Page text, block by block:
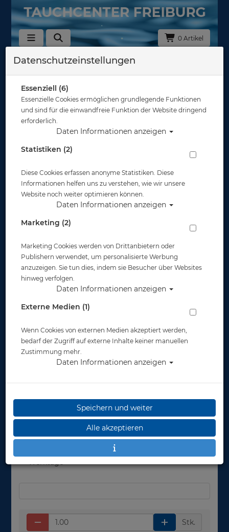
0 Artikel
Zurück
Waterproof Meshtec Hose Herren - Gr: XL
Artikelnr.: wat-48712600
199,00 €*
Lieferbar
Werktage
Stk.
Datenschutzeinstellungen
Essenziell (6)
Essenzielle Cookies ermöglichen grundlegende Funktionen
und sind für die einwandfreie Funktion der Website dringend
erforderlich.
Daten Informationen anzeigen
Statistiken (2)
Diese Cookies erfassen anonyme Statistiken. Diese
Informationen helfen uns zu verstehen, wie wir unsere
Website noch weiter optimieren können.
Daten Informationen anzeigen
Marketing (2)
Marketing Cookies werden von Drittanbietern oder
Publishern verwendet, um personalisierte Werbung
anzuzeigen. Sie tun dies, indem sie Besucher über Websites
hinweg verfolgen.
Daten Informationen anzeigen
Externe Medien (1)
Wenn Cookies von externen Medien akzeptiert werden,
bedarf der Zugriff auf externe Inhalte keiner manuellen
Zustimmung mehr.
Daten Informationen anzeigen
Speichern und weiter
Alle akzeptieren